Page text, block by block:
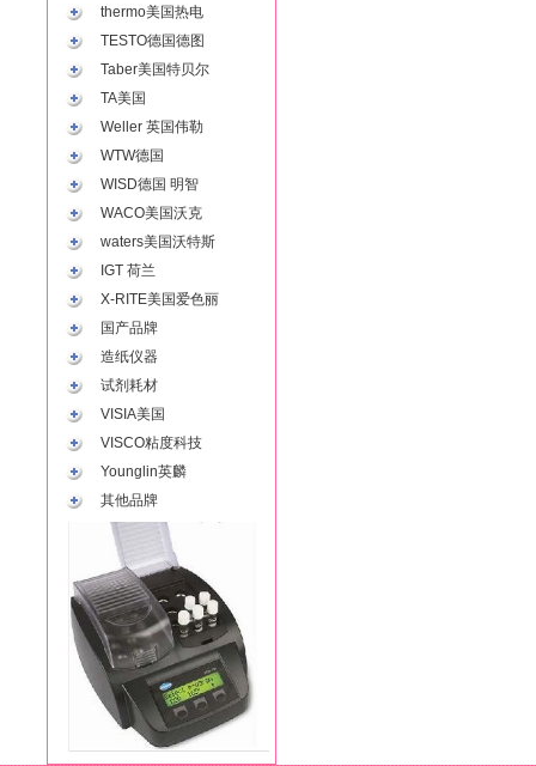
thermo美国热电
TESTO德国德图
Taber美国特贝尔
TA美国
Weller 英国伟勒
WTW德国
WISD德国 明智
WACO美国沃克
waters美国沃特斯
IGT 荷兰
X-RITE美国爱色丽
国产品牌
造纸仪器
试剂耗材
VISIA美国
VISCO粘度科技
Younglin英麟
其他品牌